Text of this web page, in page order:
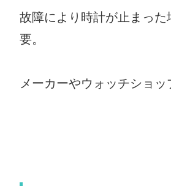
故障により時計が止まっ
要。
メーカーやウォッチショ